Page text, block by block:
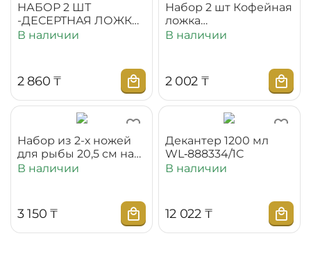
НАБОР 2 ШТ
-ДЕСЕРТНАЯ ЛОЖКА
19 СМ WL‑999.101.042
В наличии
2 860 ₸
Набор 2 шт Кофейная
ложка
WL‑999.101.049/2B
В наличии
2 002 ₸
Набор из 2-х ножей
для рыбы 20,5 см на
блистере
В наличии
3 150 ₸
Декантер 1200 мл
WL‑888334/1C
В наличии
12 022 ₸